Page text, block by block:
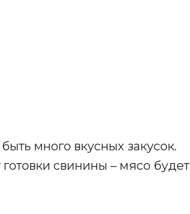
много вкусных закусок.
свинины – мясо будет